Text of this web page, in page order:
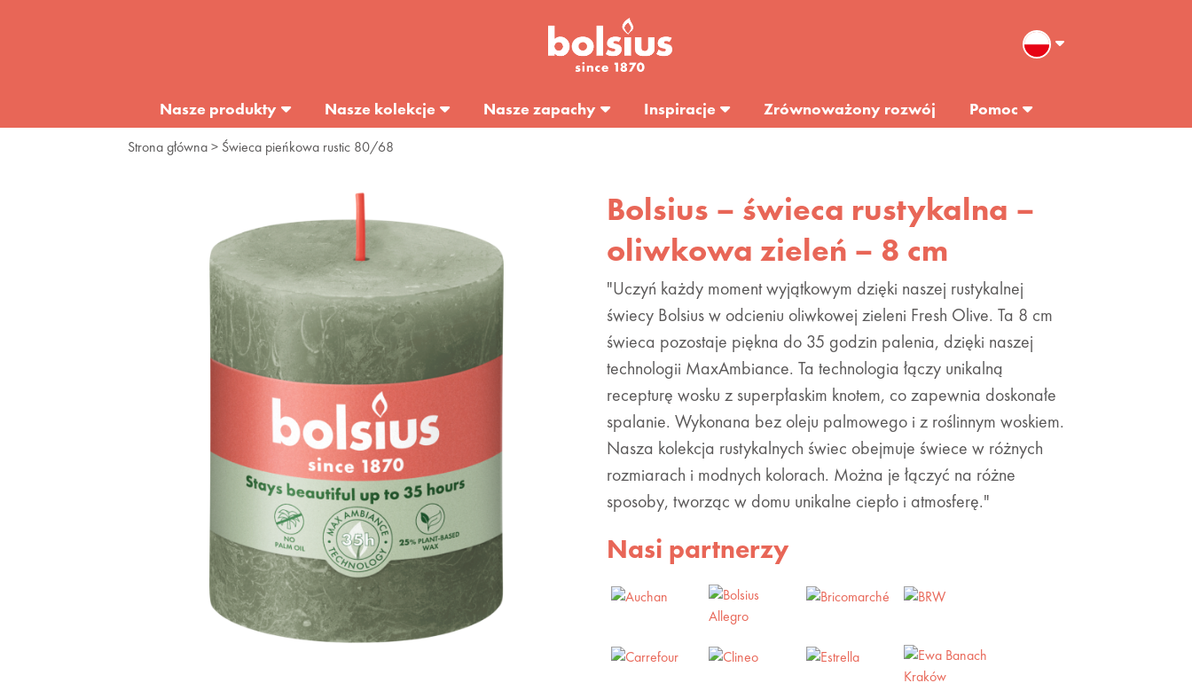
Nasze produkty Nasze kolekcje Nasze zapachy Inspiracje Zrównoważony rozwój Pomoc
Strona główna> Świeca pieńkowa rustic 80/68
Bolsius – świeca rustykalna –
oliwkowa zieleń – 8 cm
"Uczyń każdy moment wyjątkowym dzięki naszej rustykalnej
świecy Bolsius w odcieniu oliwkowej zieleni Fresh Olive. Ta 8 cm
świeca pozostaje piękna do 35 godzin palenia, dzięki naszej
technologii MaxAmbiance. Ta technologia łączy unikalną
recepturę wosku z superpłaskim knotem, co zapewnia doskonałe
spalanie. Wykonana bez oleju palmowego i z roślinnym woskiem.
Nasza kolekcja rustykalnych świec obejmuje świece w różnych
rozmiarach i modnych kolorach. Można je łączyć na różne
sposoby, tworząc w domu unikalne ciepło i atmosferę."
Nasi partnerzy